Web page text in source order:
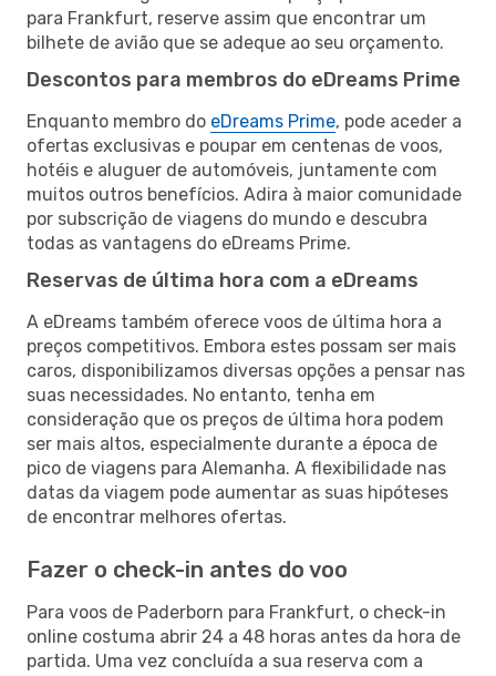
para Frankfurt, reserve assim que encontrar um
bilhete de avião que se adeque ao seu orçamento.
Descontos para membros do eDreams Prime
Enquanto membro do eDreams Prime, pode aceder a
ofertas exclusivas e poupar em centenas de voos,
hotéis e aluguer de automóveis, juntamente com
muitos outros benefícios. Adira à maior comunidade
por subscrição de viagens do mundo e descubra
todas as vantagens do eDreams Prime.
Reservas de última hora com a eDreams
A eDreams também oferece voos de última hora a
preços competitivos. Embora estes possam ser mais
caros, disponibilizamos diversas opções a pensar nas
suas necessidades. No entanto, tenha em
consideração que os preços de última hora podem
ser mais altos, especialmente durante a época de
pico de viagens para Alemanha. A flexibilidade nas
datas da viagem pode aumentar as suas hipóteses
de encontrar melhores ofertas.
Fazer o check-in antes do voo
Para voos de Paderborn para Frankfurt, o check-in
online costuma abrir 24 a 48 horas antes da hora de
partida. Uma vez concluída a sua reserva com a